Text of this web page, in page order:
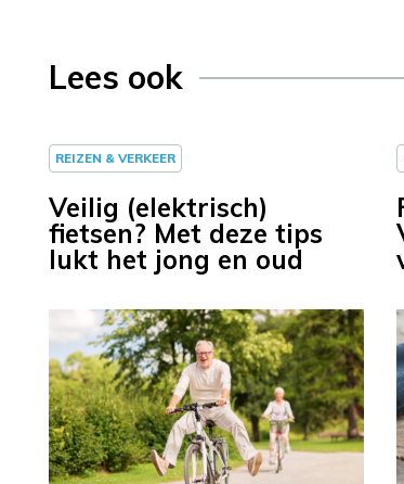
Lees ook
REIZEN & VERKEER
Veilig (elektrisch)
fietsen? Met deze tips
lukt het jong en oud